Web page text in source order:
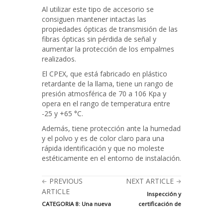
Al utilizar este tipo de accesorio se
consiguen mantener intactas las
propiedades ópticas de transmisión de las
fibras ópticas sin pérdida de señal y
aumentar la protección de los empalmes
realizados.
El CPEX, que está fabricado en plástico
retardante de la llama, tiene un rango de
presión atmosférica de 70 a 106 Kpa y
opera en el rango de temperatura entre
-25 y +65 °C.
Además, tiene protección ante la humedad
y el polvo y es de color claro para una
rápida identificación y que no moleste
estéticamente en el entorno de instalación.
PREVIOUS
ARTICLE
CATEGORIA 8: Una nueva
NEXT ARTICLE
Inspección y
certificación de